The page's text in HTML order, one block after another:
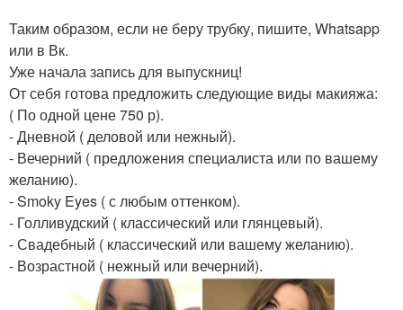
Таким образом, если не беру трубку, пишите, Whatsapp
или в Вк.
Уже начала запись для выпускниц!
От себя готова предложить следующие виды макияжа:
( По одной цене 750 р).
- Дневной ( деловой или нежный).
- Вечерний ( предложения специалиста или по вашему
желанию).
- Smoky Eyes ( с любым оттенком).
- Голливудский ( классический или глянцевый).
- Свадебный ( классический или вашему желанию).
- Возрастной ( нежный или вечерний).